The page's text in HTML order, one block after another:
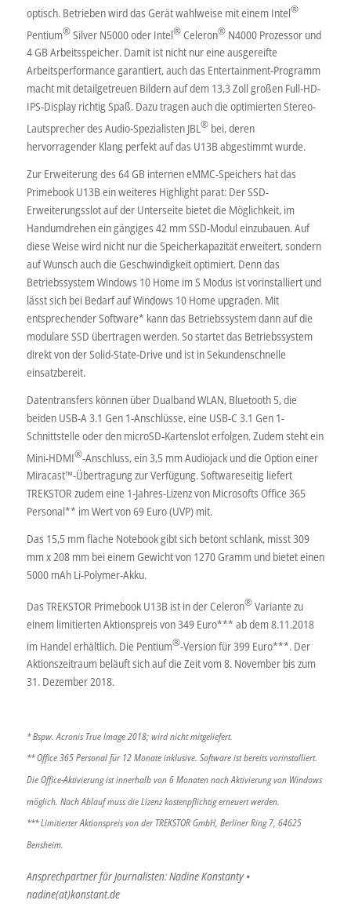
optisch. Betrieben wird das Gerät wahlweise mit einem Intel®
Pentium®Silver N5000 oder Intel®Celeron®N4000 Prozessor und
4 GB Arbeitsspeicher. Damit ist nicht nur eine ausgereifte
Arbeitsperformance garantiert, auch das Entertainment-Programm
macht mit detailgetreuen Bildern auf dem 13,3 Zoll großen Full-HD-
IPS-Display richtig Spaß. Dazu tragen auch die optimierten Stereo-
Lautsprecher des Audio-Spezialisten JBL®bei, deren
hervorragender Klang perfekt auf das U13B abgestimmt wurde.
Zur Erweiterung des 64 GB internen eMMC-Speichers hat das
Primebook U13B ein weiteres Highlight parat: Der SSD-
Erweiterungsslot auf der Unterseite bietet die Möglichkeit, im
Handumdrehen ein gängiges 42 mm SSD-Modul einzubauen. Auf
diese Weise wird nicht nur die Speicherkapazität erweitert, sondern
auf Wunsch auch die Geschwindigkeit optimiert. Denn das
Betriebssystem Windows 10 Home im S Modus ist vorinstalliert und
lässt sich bei Bedarf auf Windows 10 Home upgraden. Mit
entsprechender Software* kann das Betriebssystem dann auf die
modulare SSD übertragen werden. So startet das Betriebssystem
direkt von der Solid-State-Drive und ist in Sekundenschnelle
einsatzbereit.
Datentransfers können über Dualband WLAN, Bluetooth 5, die
beiden USB-A 3.1 Gen 1-Anschlüsse, eine USB-C 3.1 Gen 1-
Schnittstelle oder den microSD-Kartenslot erfolgen. Zudem steht ein
Mini-HDMI®-Anschluss, ein 3,5 mm Audiojack und die Option einer
Miracast™-Übertragung zur Verfügung. Softwareseitig liefert
TREKSTOR zudem eine 1-Jahres-Lizenz von Microsofts Office 365
Personal** im Wert von 69 Euro (UVP) mit.
Das 15,5 mm flache Notebook gibt sich betont schlank, misst 309
mm x 208 mm bei einem Gewicht von 1270 Gramm und bietet einen
5000 mAh Li-Polymer-Akku.
Das TREKSTOR Primebook U13B ist in der Celeron®Variante zu
einem limitierten Aktionspreis von 349 Euro*** ab dem 8.11.2018
im Handel erhältlich. Die Pentium®-Version für 399 Euro***. Der
Aktionszeitraum beläuft sich auf die Zeit vom 8. November bis zum
31. Dezember 2018.
* Bspw. Acronis True Image 2018; wird nicht mitgeliefert.
** Office 365 Personal für 12 Monate inklusive. Software ist bereits vorinstalliert.
Die Office-Aktivierung ist innerhalb von 6 Monaten nach Aktivierung von Windows
möglich. Nach Ablauf muss die Lizenz kostenpflichtig erneuert werden.
*** Limitierter Aktionspreis von der TREKSTOR GmbH, Berliner Ring 7, 64625
Bensheim.
Ansprechpartner für Journalisten: Nadine Konstanty •
nadine(at)konstant.de